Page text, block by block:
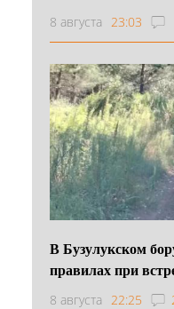
8 августа 23:03
В Бузулукском
правилах при
8 августа 22:25